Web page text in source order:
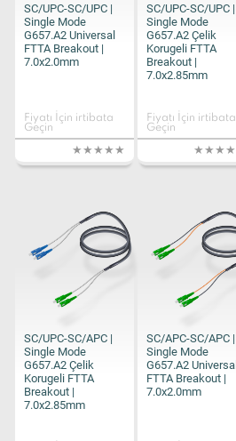
SC/UPC-SC/UPC |
Single Mode
G657.A2 Universal
FTTA Breakout |
7.0x2.0mm
Fiyatı İçin irtibata
Geçin
SC/UPC-SC/UPC |
Single Mode
G657.A2 Çelik
Korugeli FTTA
Breakout |
7.0x2.85mm
Fiyatı İçin irtibata
Geçin
SC/UPC-SC/APC |
Single Mode
G657.A2 Çelik
Korugeli FTTA
Breakout |
7.0x2.85mm
SC/APC-SC/APC |
Single Mode
G657.A2 Universal
FTTA Breakout |
7.0x2.0mm